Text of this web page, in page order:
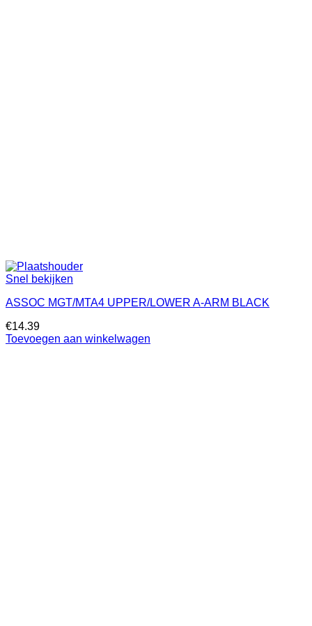
Snel bekijken
ASSOC MGT/MTA4 UPPER/LOWER A-ARM BLACK
€14.39
Toevoegen aan winkelwagen